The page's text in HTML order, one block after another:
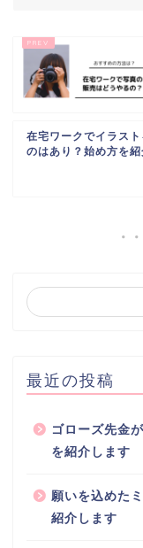
在宅ワークでイラス
のはあり？始め方を
最近の投稿
ゴローズ先金
を紹介します
願いを込めた
紹介します